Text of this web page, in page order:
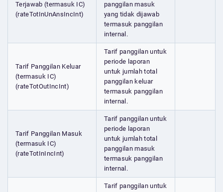
Terjawab (termasuk IC)
(rateTotInUnAnsIncInt)
panggilan masuk
yang tidak dijawab
termasuk panggilan
internal.
Tarif Panggilan Keluar
(termasuk IC)
(rateTotOutIncInt)
Tarif panggilan untuk
periode laporan
untuk jumlah total
panggilan keluar
termasuk panggilan
internal.
Tarif Panggilan Masuk
(termasuk IC)
(rateTotInIncInt)
Tarif panggilan untuk
periode laporan
untuk jumlah total
panggilan masuk
termasuk panggilan
internal.
Tarif panggilan untuk